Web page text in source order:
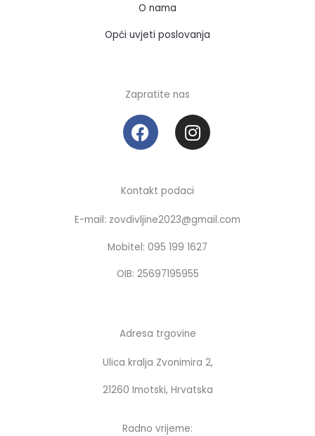
O nama
Opći uvjeti poslovanja
Zapratite nas
F
a
c
b
o
o
k
I
n
s
a
g
r
a
m
Kontakt podaci
E-mail: zovdivljine2023@gmail.com
Mobitel: 095 199 1627
OIB: 25697195955
Adresa trgovine
Ulica kralja Zvonimira 2,
21260 Imotski, Hrvatska
Radno vrijeme: